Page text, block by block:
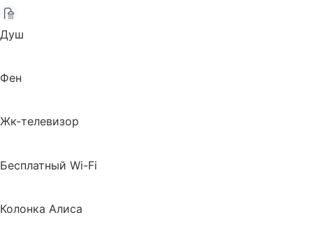
Душ
Фен
Жк-телевизор
Бесплатный Wi-Fi
Колонка Алиса